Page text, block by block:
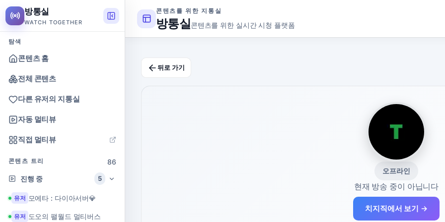
방통실
WATCH TOGETHER
탐색
콘텐츠 홈
전체 콘텐츠
다른 유저의 지통실
자동 멀티뷰
직접 멀티뷰
콘텐츠 트리
86
진행 중
5
유저 모에타 : 다이아서버💎
유저 도오의 팰월드 멀티버스
콘텐츠를 위한 지통실
방통실콘텐츠를 위한 실시간 시청 플랫폼
뒤로 가기
오프라인
현재 방송 중이 아닙니다
치지직에서 보기 →